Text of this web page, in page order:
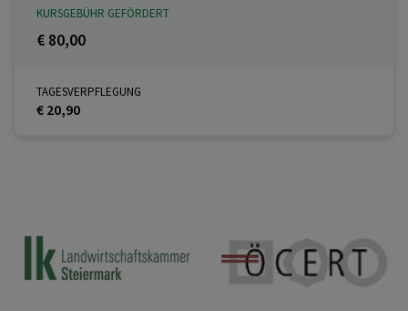
KURSGEBÜHR GEFÖRDERT
€ 80,00
TAGESVERPFLEGUNG
€ 20,90